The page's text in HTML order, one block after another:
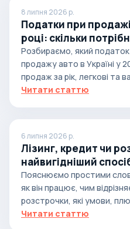
8 липня 2026 р.
Податки при
році: скільки
випадках
Розбираємо, який податок
продажу авто в Україні у
продаж за рік, легкові та
Читати статтю
6 липня 2026 р.
Лізинг, кредит чи
найвигідніший
Пояснюємо простими
як він працює, чим
розстрочки, які умови,
Читати статтю